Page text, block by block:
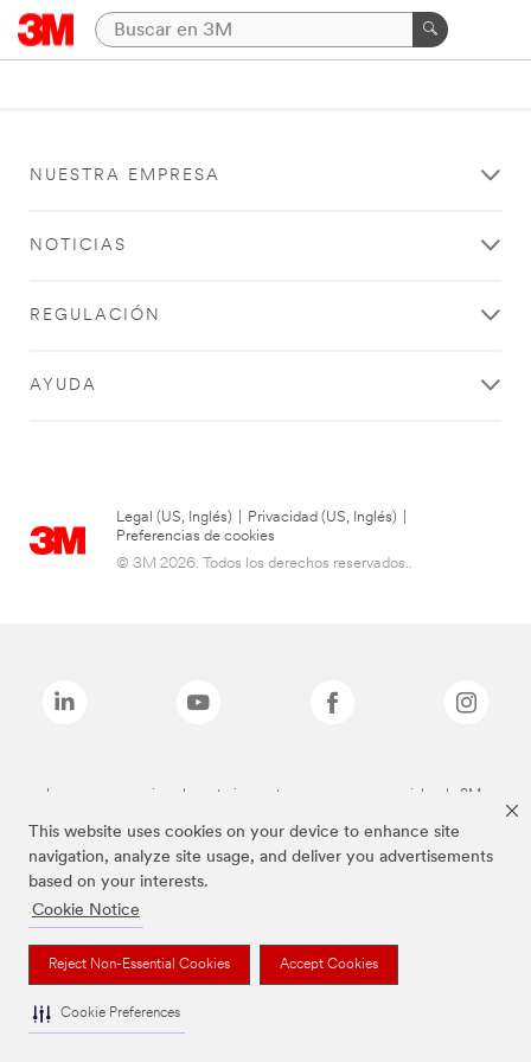
This website uses cookies on your device to enhance site
navigation, analyze site usage, and deliver you advertisements
based on your interests.
Cookie Notice
Reject Non-Essential Cookies Accept Cookies
Cookie Preferences
NUESTRA EMPRESA
NOTICIAS
REGULACIÓN
AYUDA
Legal (US, Inglés) Privacidad (US, Inglés)
Preferencias de cookies
© 3M 2026. Todos los derechos reservados..
Las marcas mencionadas anteriormente son marcas comerciales de 3M.